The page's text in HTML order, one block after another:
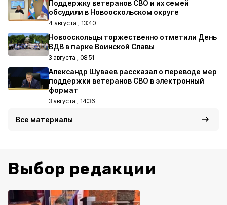
Поддержку ветеранов СВО и их семей
обсудили в Новооскольском округе
4 августа , 13:40
Новооскольцы торжественно отметили День
ВДВ в парке Воинской Славы
3 августа , 08:51
Александр Шуваев рассказал о переводе мер
поддержки ветеранов СВО в электронный
формат
3 августа , 14:36
Все материалы
Выбор редакции